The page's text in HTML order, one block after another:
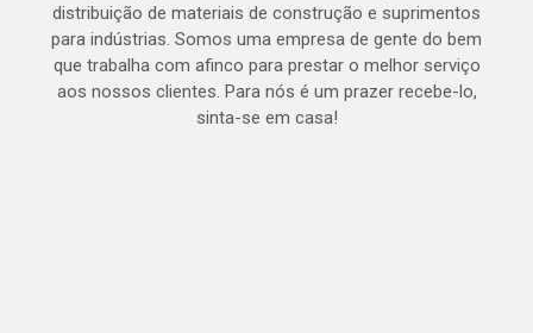
distribuição de materiais de construção e suprimentos
para indústrias. Somos uma empresa de gente do bem
que trabalha com afinco para prestar o melhor serviço
aos nossos clientes. Para nós é um prazer recebe-lo,
sinta-se em casa!